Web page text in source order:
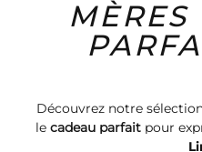
MÈRES
Découvrez notre
le cadeau parfaitpour
gratitude. Offrez un